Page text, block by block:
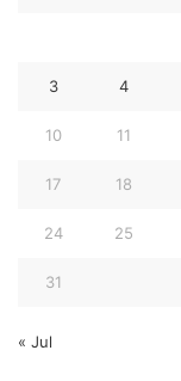
3 4
10 11
17 18
24 25
31
« Jul